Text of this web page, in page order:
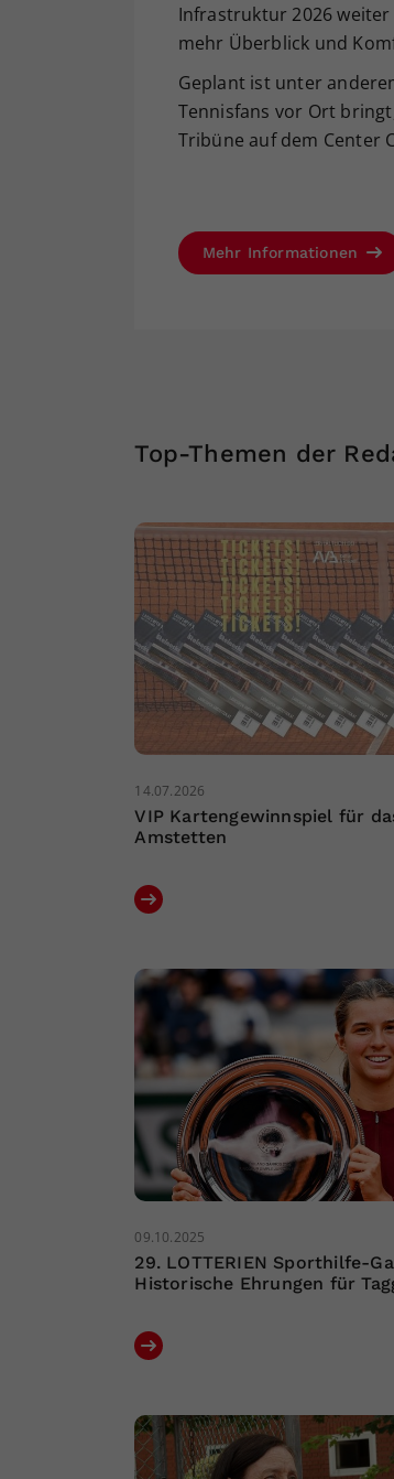
Infrastruktur 2026
mehr Überblick und
Geplant ist unter
Tennisfans vor Ort
Tribüne auf dem Center
Mehr Informationen
Top-Themen der
14.07.2026
VIP Kartengewinnspiel für
Amstetten
09.10.2025
29. LOTTERIEN Sporthilfe-
Historische Ehrungen für